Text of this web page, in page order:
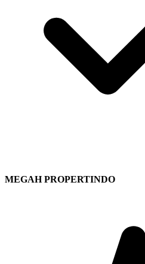
MEGAH PROPERTINDO